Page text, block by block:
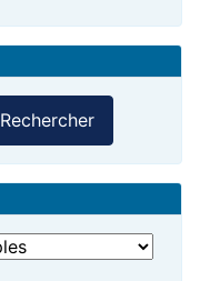
Rechercher